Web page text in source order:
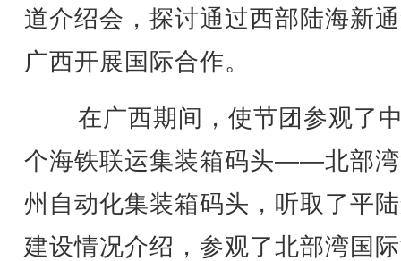
道介绍会，探讨通过西部陆海新
广西开展国际合作。
在广西期间，使节团参观了
个海铁联运集装箱码头——北部
州自动化集装箱码头，听取了平
建设情况介绍，参观了北部湾国